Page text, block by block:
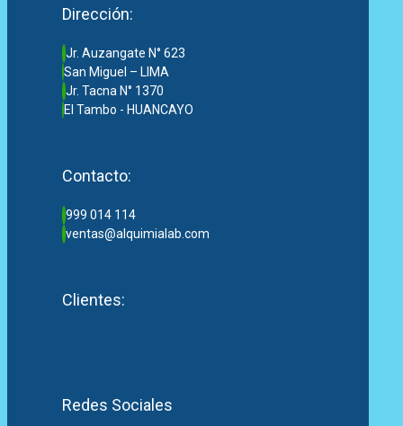
Dirección:
Jr. Auzangate N° 623
San Miguel – LIMA
Jr. Tacna N° 1370
El Tambo - HUANCAYO
Contacto:
999 014 114
ventas@alquimialab.com
Clientes:
Redes Sociales